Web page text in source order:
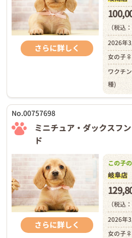
さらに詳しく
（税込
2026年
女の子♀
ワクチ
種)
No.00757698
ミニチュア・ダックスフン
ド
さらに詳しく
この子
岐阜店
（税込
2026年
女の子♀